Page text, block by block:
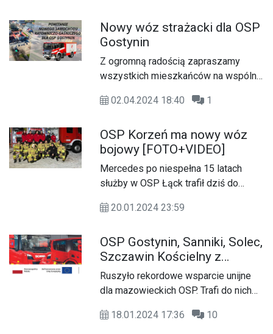
Nowy wóz strażacki dla OSP
Gostynin
Z ogromną radością zapraszamy
wszystkich mieszkańców na wspólne
samochodu ratowniczo-gaśniczego
Gostyninie.
02.04.2024 18:40 1
OSP Korzeń ma nowy wóz
bojowy [FOTO+VIDEO]
Mercedes po niespełna 15 latach
służby w OSP Łąck trafił dziś do
nie kryją radości.
20.01.2024 23:59
OSP Gostynin, Sanniki, Solec,
Szczawin Kościelny z
nowymi wozami dzięki
wsparciu UE
Ruszyło rekordowe wsparcie unijne
dla mazowieckich OSP. Trafi do nich
dofinansowanych przez Unię
18.01.2024 17:36 10